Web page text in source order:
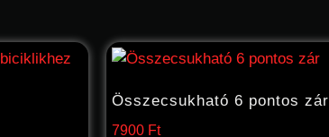
Összecsukható 6 pontos zár
7900 Ft